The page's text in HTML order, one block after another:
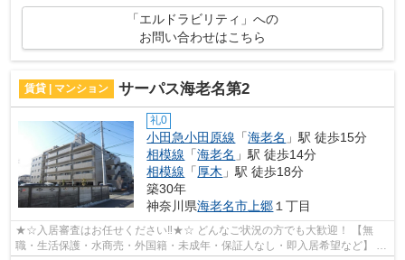
「エルドラビリティ」への
お問い合わせはこちら
賃貸 | マンション サーパス海老名第2
礼0
小田急小田原線 「海老名 」駅 徒歩15分
相模線 「海老名 」駅 徒歩14分
相模線 「厚木 」駅 徒歩18分
築30年
神奈川県海老名市上郷１丁目
★☆入居審査はお任せください‼★☆ どんなご状況の方でも大歓迎！ 【無
職・生活保護・水商売・外国籍・未成年・保証人なし・即入居希望など】 ネ